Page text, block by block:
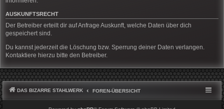
AUSKUNFTSRECHT
Der Betreiber erteilt dir auf Anfrage Auskunft, welche Daten über dich
gespeichert sind.
Du kannst jederzeit die Löschung bzw. Sperrung deiner Daten verlangen.
Kontaktiere hierzu bitte den Betreiber.
DAS BIZARRE STAHLWERK FOREN-ÜBERSICHT